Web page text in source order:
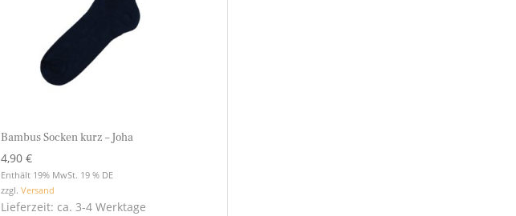
Bambus Socken kurz – Joha
4,90 €
Enthält 19% MwSt. 19 % DE
zzgl. Versand
Lieferzeit: ca. 3-4 Werktage